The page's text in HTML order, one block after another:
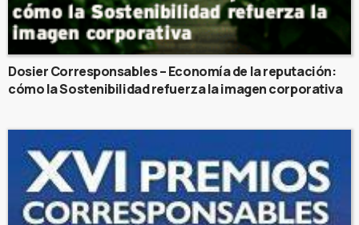
Dosier Corresponsables – Economía de la reputación:
cómo la Sostenibilidad refuerza la imagen corporativa